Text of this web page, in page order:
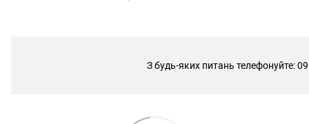
З будь-яких питань телефонуйте: